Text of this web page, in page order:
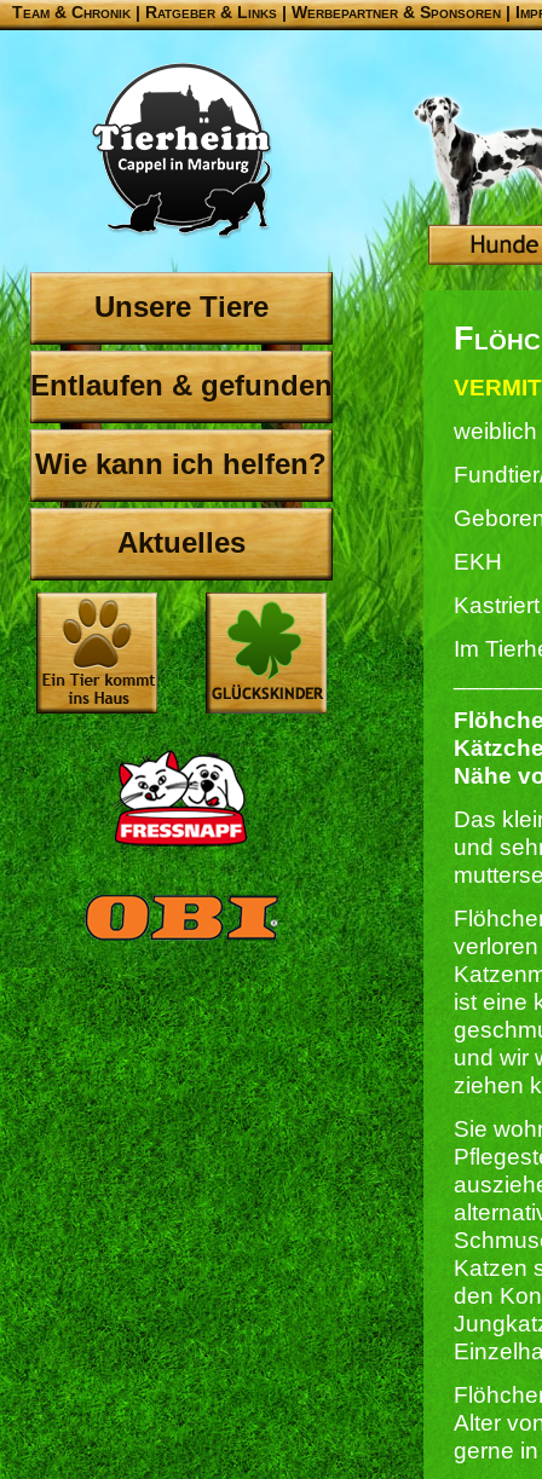
Team & Chronik |Ratgeber & Links|Werbepartner & Sponsoren|
Unsere Tiere
Entlaufen & gefunden
Wie kann ich helfen?
Aktuelles
weiblich
EKH
Im
Nähe
Das
und
ist eine
und wir
ziehen
Sie
Katzen
den
Alter
gerne